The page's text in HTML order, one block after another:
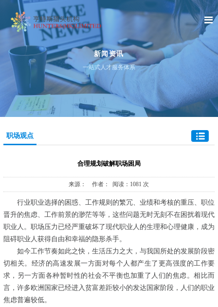
新闻资讯
一站式人才服务体系
职场观点
合理规划破解职场困局
来源： 作者： 阅读：1081 次
行业职业选择的困惑、工作规则的繁冗、业绩和考核的重压、职位
晋升的焦虑、工作前景的渺茫等等，这些问题无时无刻不在困扰着现代
职业人。职场压力已经严重破坏了现代职业人的生理和心理健康，成为
阻碍职业人获得自由和幸福的隐形杀手。
如今工作节奏如此之快，生活压力之大，与我国所处的发展阶段密
切相关。经济的高速发展一方面对每个人都产生了更高强度的工作要
求，另一方面各种暂时性的社会不平衡也加重了人们的焦虑。相比而
言，许多欧洲国家已经进入贫富差距较小的发达国家阶段，人们的职业
焦虑普遍较低。